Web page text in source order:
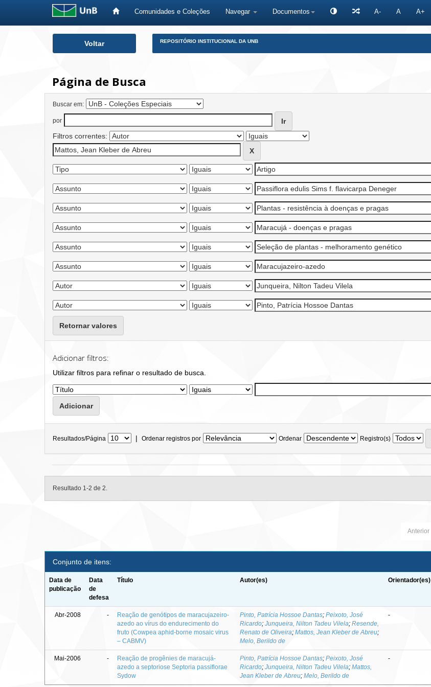
Comunidades e Coleções Navegar Documentos A- A A+
Voltar REPOSITÓRIO INSTITUCIONAL DA UNB
Página de Busca
Buscar em:
por
Filtros correntes:
Retornar valores
Adicionar filtros:
Utilizar filtros para refinar o resultado de busca.
Resultados/Página | Ordenar registros por Ordenar Registro(s)
Resultado 1-2 de 2.
Anterior
Conjunto de itens:
Data de
publicação
Data
de
defesa
Título Autor(es) Orientador(es)
Abr-2008 -
Reação de genótipos de maracujazeiro-
azedo ao vírus do endurecimento do
fruto (Cowpea aphid-borne mosaic virus
– CABMV)
Pinto, Patrícia Hossoe Dantas;Peixoto, José
Ricardo;Junqueira, Nilton Tadeu Vilela;Resende,
Renato de Oliveira;Mattos, Jean Kleber de Abreu;
Melo, Berildo de
-
Mai-2006 -
Reação de progênies de maracujá-
azedo a septoriose Septoria passiflorae
Sydow
Pinto, Patrícia Hossoe Dantas;Peixoto, José
Ricardo;Junqueira, Nilton Tadeu Vilela;Mattos,
Jean Kleber de Abreu;Melo, Berildo de
-